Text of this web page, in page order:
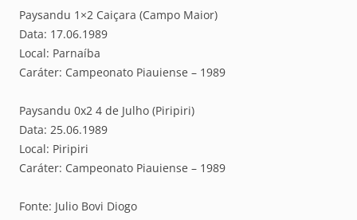
Paysandu 1×2 Caiçara (Campo Maior)
Data: 17.06.1989
Local: Parnaíba
Caráter: Campeonato Piauiense – 1989
Paysandu 0x2 4 de Julho (Piripiri)
Data: 25.06.1989
Local: Piripiri
Caráter: Campeonato Piauiense – 1989
Fonte: Julio Bovi Diogo